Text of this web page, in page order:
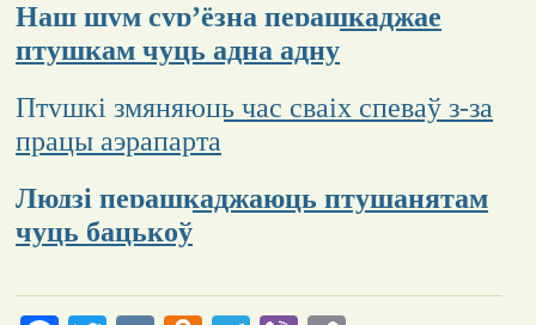
Наш шум сур’ёзна перашкаджае
птушкам чуць адна адну
Птушкі змяняюць час сваіх спеваў з-за
працы аэрапарта
Людзі перашкаджаюць птушанятам
чуць бацькоў